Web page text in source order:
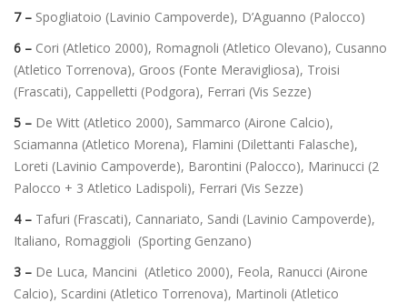
7 – Spogliatoio (Lavinio Campoverde), D’Aguanno (Palocco)
6 – Cori (Atletico 2000), Romagnoli (Atletico Olevano), Cusanno
(Atletico Torrenova), Groos (Fonte Meravigliosa), Troisi
(Frascati), Cappelletti (Podgora), Ferrari (Vis Sezze)
5 – De Witt (Atletico 2000), Sammarco (Airone Calcio),
Sciamanna (Atletico Morena), Flamini (Dilettanti Falasche),
Loreti (Lavinio Campoverde), Barontini (Palocco), Marinucci (2
Palocco + 3 Atletico Ladispoli), Ferrari (Vis Sezze)
4 – Tafuri (Frascati), Cannariato, Sandi (Lavinio Campoverde),
Italiano, Romaggioli (Sporting Genzano)
3 – De Luca, Mancini (Atletico 2000), Feola, Ranucci (Airone
Calcio), Scardini (Atletico Torrenova), Martinoli (Atletico